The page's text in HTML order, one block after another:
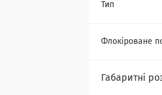
Тип
Флокіроване
Габаритні